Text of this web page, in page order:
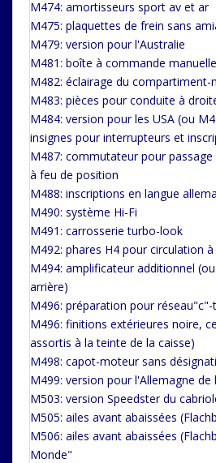
M474: amortisseurs sport av et ar
M475: plaquettes de frein sans
M479: version pour l'Australie
M481: boîte à commande manuelle
M482: éclairage du compartiment-
M483: pièces pour conduite à
M484: version pour les USA (ou
insignes pour interrupteurs et
M487: commutateur pour
à feu de position
M488: inscriptions en langue
M490: système Hi-Fi
M491: carrosserie turbo-look
M492: phares H4 pour circulation à
M494: amplificateur additionnel
arrière)
M496: préparation pour
M496: finitions extérieures noire,
assortis à la teinte de la caisse)
M498: capot-moteur sans
M499: version pour l'Allemagne de
M503: version Speedster du
M505: ailes avant abaissées
M506: ailes avant abaissées
Monde"